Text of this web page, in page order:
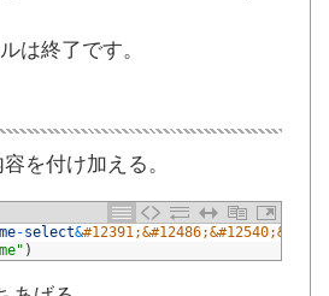
は終了です。
を付け加える。
-select&
)